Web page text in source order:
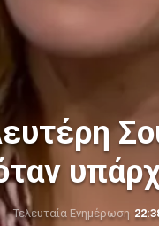
Τελευταία Ενημέρωση